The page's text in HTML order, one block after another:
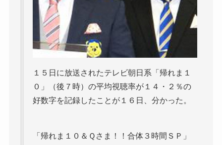
１５日に放送されたテレビ朝日系「帰れま１
０」（後７時）の平均視聴率が１４・２％の
好数字を記録したことが１６日、分かった。
「帰れま１０＆Ｑさま！！合体３時間ＳＰ」